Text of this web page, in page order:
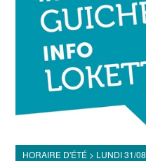
HORAIRE D'ÉTÉ > LUNDI 31/08